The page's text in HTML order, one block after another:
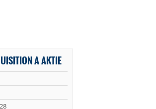
A AKTIE